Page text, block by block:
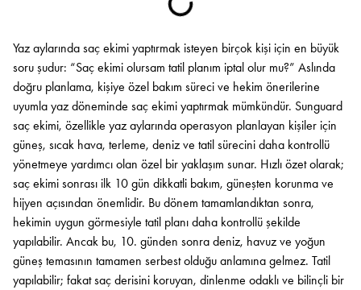
Yaz aylarında saç ekimi yaptırmak isteyen birçok kişi için en büyük
soru şudur: “Saç ekimi olursam tatil planım iptal olur mu?” Aslında
doğru planlama, kişiye özel bakım süreci ve hekim önerilerine
uyumla yaz döneminde saç ekimi yaptırmak mümkündür. Sunguard
saç ekimi, özellikle yaz aylarında operasyon planlayan kişiler için
güneş, sıcak hava, terleme, deniz ve tatil sürecini daha kontrollü
yönetmeye yardımcı olan özel bir yaklaşım sunar. Hızlı özet olarak;
saç ekimi sonrası ilk 10 gün dikkatli bakım, güneşten korunma ve
hijyen açısından önemlidir. Bu dönem tamamlandıktan sonra,
hekimin uygun görmesiyle tatil planı daha kontrollü şekilde
yapılabilir. Ancak bu, 10. günden sonra deniz, havuz ve yoğun
güneş temasının tamamen serbest olduğu anlamına gelmez. Tatil
yapılabilir; fakat saç derisini koruyan, dinlenme odaklı ve bilinçli bir